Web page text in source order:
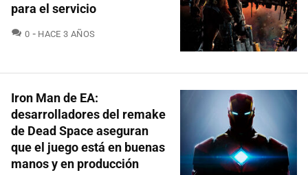
para el servicio
0 COMENTARIOS
HACE 3 AÑOS
Iron Man de EA:
desarrolladores del remake
de Dead Space aseguran
que el juego está en buenas
manos y en producción